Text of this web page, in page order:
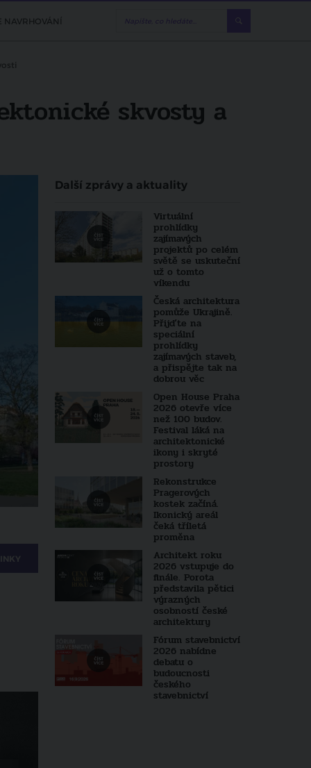
skvosty a
Další zprávy a aktuality
Virtuální
prohlídky
zajímavých
projektů po celém
světě se uskuteční
už o tomto
víkendu
Česká architektura
pomůže Ukrajině.
Přijďte na
speciální
prohlídky
zajímavých staveb,
a přispějte tak na
dobrou věc
Open House Praha
2026 otevře více
než 100 budov.
Festival láká na
architektonické
ikony i skryté
prostory
Rekonstrukce
Pragerových
kostek začíná.
Ikonický areál
čeká tříletá
proměna
Architekt roku
2026 vstupuje do
finále. Porota
představila pětici
výrazných
osobností české
architektury
Fórum stavebnictví
2026 nabídne
debatu o
budoucnosti
českého
stavebnictví